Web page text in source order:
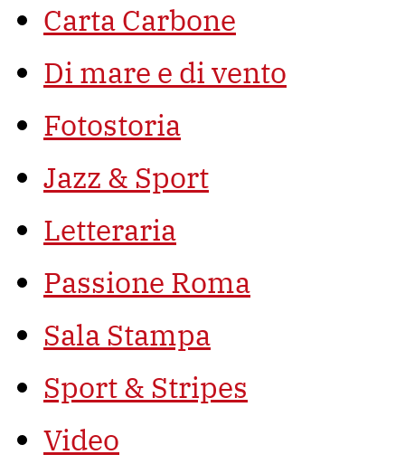
Carta Carbone
Di mare e di vento
Fotostoria
Jazz & Sport
Letteraria
Passione Roma
Sala Stampa
Sport & Stripes
Video